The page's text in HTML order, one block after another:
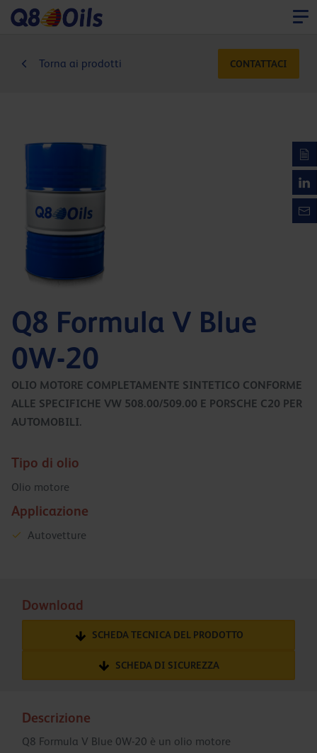
Torna ai prodotti CONTATTACI
Q8 Formula V Blue
0W-20
OLIO MOTORE COMPLETAMENTE SINTETICO CONFORME
ALLE SPECIFICHE VW 508.00/509.00 E PORSCHE C20 PER
AUTOMOBILI.
Tipo di olio
Olio motore
Applicazione
Autovetture
Download
SCHEDA TECNICA DEL PRODOTTO
SCHEDA DI SICUREZZA
Descrizione
Q8 Formula V Blue 0W-20 è un olio motore